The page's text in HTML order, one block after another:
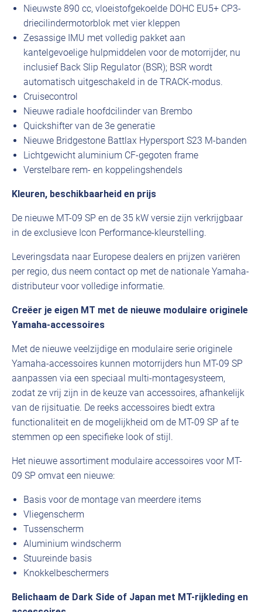
Nieuwste 890 cc, vloeistofgekoelde DOHC EU5+ CP3-
driecilindermotorblok met vier kleppen
Zesassige IMU met volledig pakket aan
kantelgevoelige hulpmiddelen voor de motorrijder, nu
inclusief Back Slip Regulator (BSR); BSR wordt
automatisch uitgeschakeld in de TRACK-modus.
Cruisecontrol
Nieuwe radiale hoofdcilinder van Brembo
Quickshifter van de 3e generatie
Nieuwe Bridgestone Battlax Hypersport S23 M-banden
Lichtgewicht aluminium CF-gegoten frame
Verstelbare rem- en koppelingshendels
Kleuren, beschikbaarheid en prijs
De nieuwe MT-09 SP en de 35 kW versie zijn verkrijgbaar
in de exclusieve Icon Performance-kleurstelling.
Leveringsdata naar Europese dealers en prijzen variëren
per regio, dus neem contact op met de nationale Yamaha-
distributeur voor volledige informatie.
Creëer je eigen MT met de nieuwe modulaire originele
Yamaha-accessoires
Met de nieuwe veelzijdige en modulaire serie originele
Yamaha-accessoires kunnen motorrijders hun MT-09 SP
aanpassen via een speciaal multi-montagesysteem,
zodat ze vrij zijn in de keuze van accessoires, afhankelijk
van de rijsituatie. De reeks accessoires biedt extra
functionaliteit en de mogelijkheid om de MT-09 SP af te
stemmen op een specifieke look of stijl.
Het nieuwe assortiment modulaire accessoires voor MT-
09 SP omvat een nieuwe:
Basis voor de montage van meerdere items
Vliegenscherm
Tussenscherm
Aluminium windscherm
Stuureinde basis
Knokkelbeschermers
Belichaam de Dark Side of Japan met MT-rijkleding en